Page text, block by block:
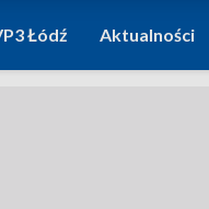
Łódź Aktualności